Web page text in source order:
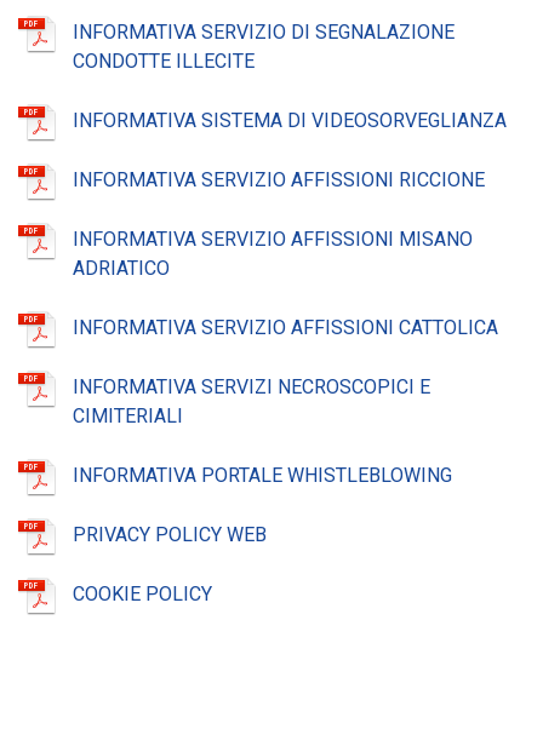
INFORMATIVA SERVIZIO DI SEGNALAZIONE
CONDOTTE ILLECITE
INFORMATIVA SISTEMA DI VIDEOSORVEGLIANZA
INFORMATIVA SERVIZIO AFFISSIONI RICCIONE
INFORMATIVA SERVIZIO AFFISSIONI MISANO
ADRIATICO
INFORMATIVA SERVIZIO AFFISSIONI CATTOLICA
INFORMATIVA SERVIZI NECROSCOPICI E
CIMITERIALI
INFORMATIVA PORTALE WHISTLEBLOWING
PRIVACY POLICY WEB
COOKIE POLICY